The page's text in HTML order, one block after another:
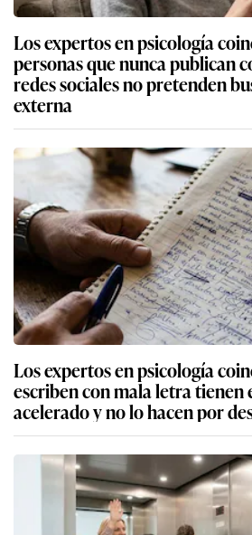
Los expertos en psicología
personas que nunca publican
redes sociales no pretenden
externa
Los expertos en psicología
escriben con mala letra tienen
acelerado y no lo hacen por